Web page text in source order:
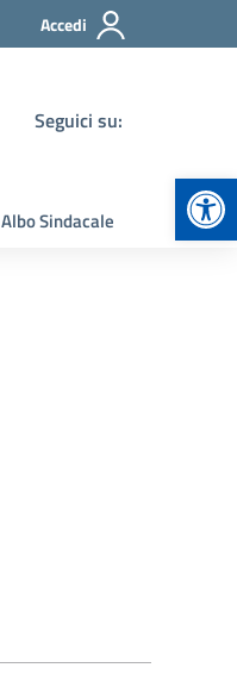
Accedi
Seguici su:
Albo Sindacale